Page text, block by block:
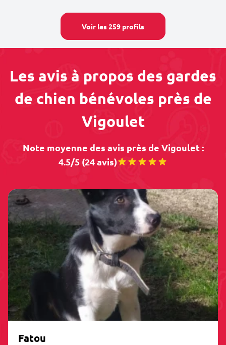
Voir les 259 profils
Les avis à propos des gardes
de chien bénévoles près de
Vigoulet
Note moyenne des avis près de Vigoulet :
4.5/5 (24 avis)
Fatou